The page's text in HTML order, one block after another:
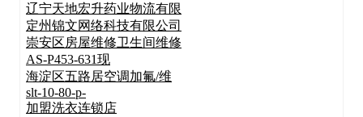
辽宁天地宏升药业物流有限
定州锦文网络科技有限公司
崇安区房屋维修卫生间维修
AS-P453-631现
海淀区五路居空调加氟/维
slt-10-80-p-
加盟洗衣连锁店